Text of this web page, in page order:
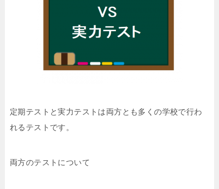
定期テストと実力テストは両方とも多くの学校で行わ
れるテストです。
両方のテストについて